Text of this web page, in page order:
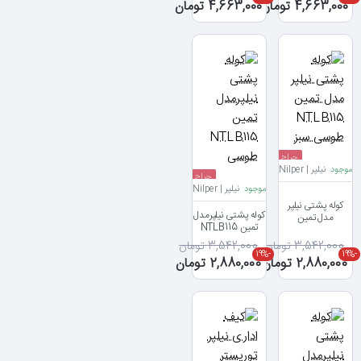
4,663,000 تومان 4,663,000 تومان
حراج
موجود نیلپر | Nilper
کوله پشتی نیلپر
مدل تمین
سبز
-19% 2,880,000 تومان
3,542,000 تومان
حراج
موجود نیلپر | Nilper
کوله پشتی نیلپرمدل
تمین NTLB115
طوسی
-19% 2,880,000 تومان
3,542,000 تومان